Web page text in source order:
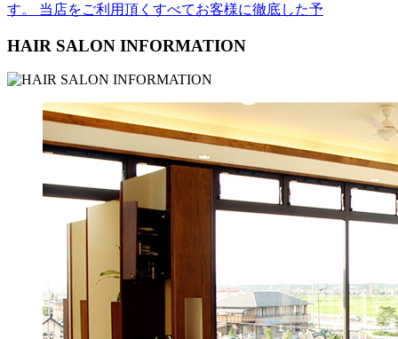
す。 当店をご利用頂くすべてお客様に徹底した予
HAIR SALON INFORMATION